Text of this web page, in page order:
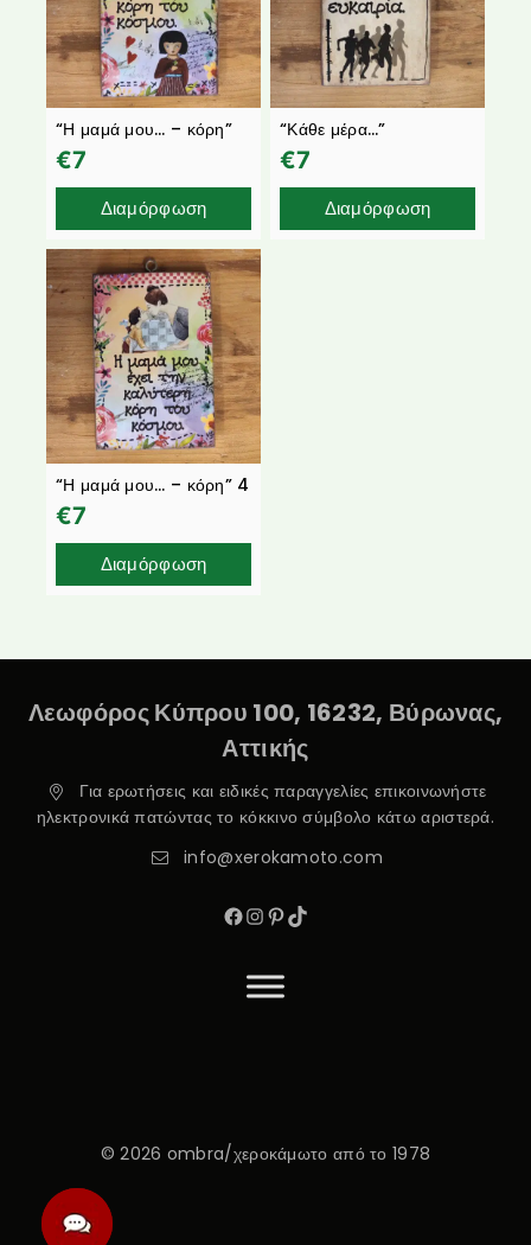
“Η μαμά μου… – κόρη”
€7
Διαμόρφωση
“Κάθε μέρα…”
€7
Διαμόρφωση
“Η μαμά μου… – κόρη” 4
€7
Διαμόρφωση
Λεωφόρος Κύπρου 100, 16232, Βύρωνας,
Αττικής
Για ερωτήσεις και ειδικές παραγγελίες επικοινωνήστε
ηλεκτρονικά πατώντας το κόκκινο σύμβολο κάτω αριστερά.
info@xerokamoto.com
© 2026 ombra/χεροκάμωτο από το 1978